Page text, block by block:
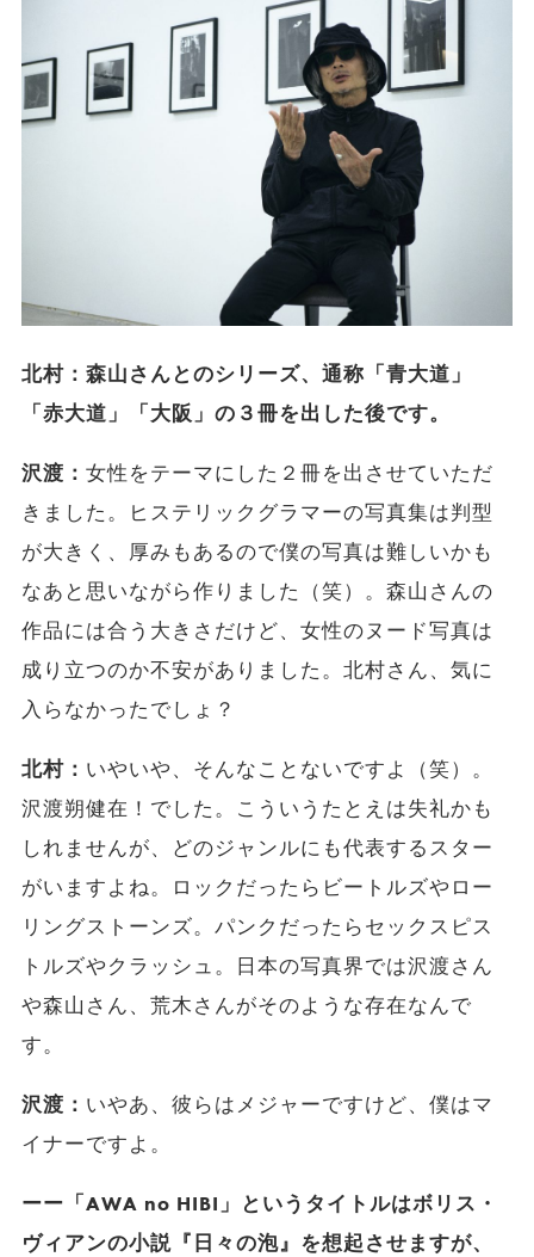
北村：森山さんとのシリーズ、通称「青大道」
「赤大道」「大阪」の３冊を出した後です。
沢渡： 女性をテーマにした２冊を出させていただ
きました。ヒステリックグラマーの写真集は判型
が大きく、厚みもあるので僕の写真は難しいかも
なあと思いながら作りました（笑）。森山さんの
作品には合う大きさだけど、女性のヌード写真は
成り立つのか不安がありました。北村さん、気に
入らなかったでしょ？
北村： いやいや、そんなことないですよ（笑）。
沢渡朔健在！でした。こういうたとえは失礼かも
しれませんが、どのジャンルにも代表するスター
がいますよね。ロックだったらビートルズやロー
リングストーンズ。パンクだったらセックスピス
トルズやクラッシュ。日本の写真界では沢渡さん
や森山さん、荒木さんがそのような存在なんで
す。
沢渡： いやあ、彼らはメジャーですけど、僕はマ
イナーですよ。
ーー「AWA no HIBI」というタイトルはボリス・
ヴィアンの小説『日々の泡』を想起させますが、